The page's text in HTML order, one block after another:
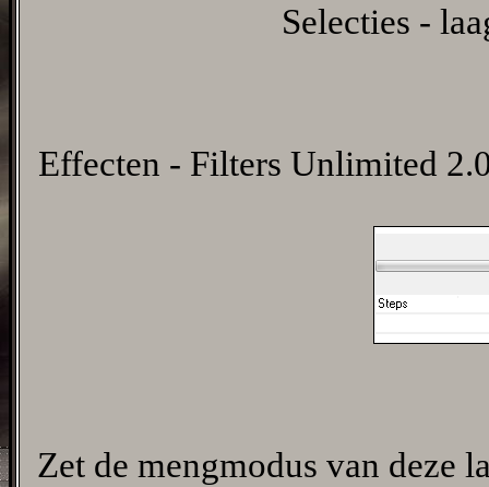
Selecties -
Effecten - Filters Unlimited
Zet de mengmodus van deze